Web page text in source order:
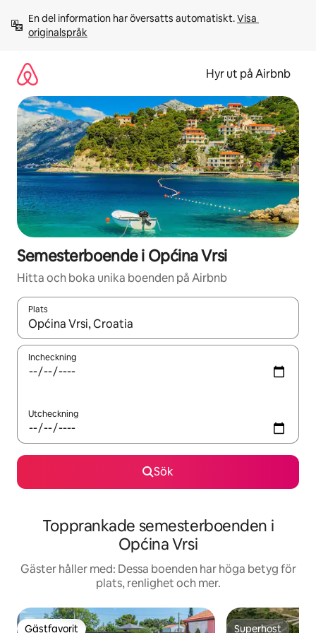
innehåll
En del information har översatts automatiskt. Visa
originalspråk
Hyr ut på Airbnb
Semesterboende i Općina Vrsi
Hitta och boka unika boenden på Airbnb
Plats
När resultaten är tillgängliga kan du navigera med upp- och
Incheckning
Utcheckning
Sök
Topprankade semesterboenden i
Općina Vrsi
Gäster håller med: Dessa boenden har höga betyg för
plats, renlighet och mer.
Gästfavorit Superhost